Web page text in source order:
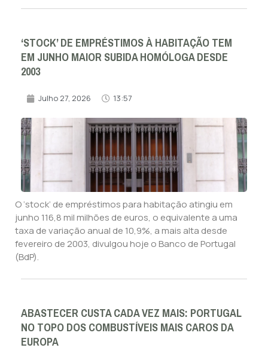
‘STOCK’ DE EMPRÉSTIMOS À HABITAÇÃO TEM
EM JUNHO MAIOR SUBIDA HOMÓLOGA DESDE
2003
Julho 27, 2026 13:57
O ‘stock’ de empréstimos para habitação atingiu em
junho 116,8 mil milhões de euros, o equivalente a uma
taxa de variação anual de 10,9%, a mais alta desde
fevereiro de 2003, divulgou hoje o Banco de Portugal
(BdP).
ABASTECER CUSTA CADA VEZ MAIS: PORTUGAL
NO TOPO DOS COMBUSTÍVEIS MAIS CAROS DA
EUROPA